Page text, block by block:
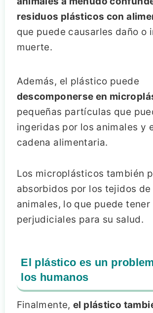
residuos plásticos con
que puede causarles daño o
muerte.
Además, el plástico puede
descomponerse en
pequeñas partículas que
ingeridas por los animales y
cadena alimentaria.
Los microplásticos también
absorbidos por los tejidos de
animales, lo que puede
perjudiciales para su salud.
El plástico es un
los humanos
Finalmente,el plástico